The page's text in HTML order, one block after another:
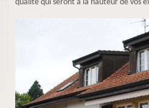
qualité qui seront à la hauteur de vos